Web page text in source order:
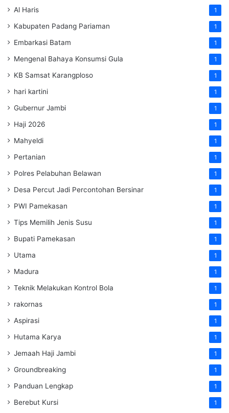
Al Haris 1
Kabupaten Padang Pariaman 1
Embarkasi Batam 1
Mengenal Bahaya Konsumsi Gula 1
KB Samsat Karangploso 1
hari kartini 1
Gubernur Jambi 1
Haji 2026 1
Mahyeldi 1
Pertanian 1
Polres Pelabuhan Belawan 1
Desa Percut Jadi Percontohan Bersinar 1
PWI Pamekasan 1
Tips Memilih Jenis Susu 1
Bupati Pamekasan 1
Utama 1
Madura 1
Teknik Melakukan Kontrol Bola 1
rakornas 1
Aspirasi 1
Hutama Karya 1
Jemaah Haji Jambi 1
Groundbreaking 1
Panduan Lengkap 1
Berebut Kursi 1